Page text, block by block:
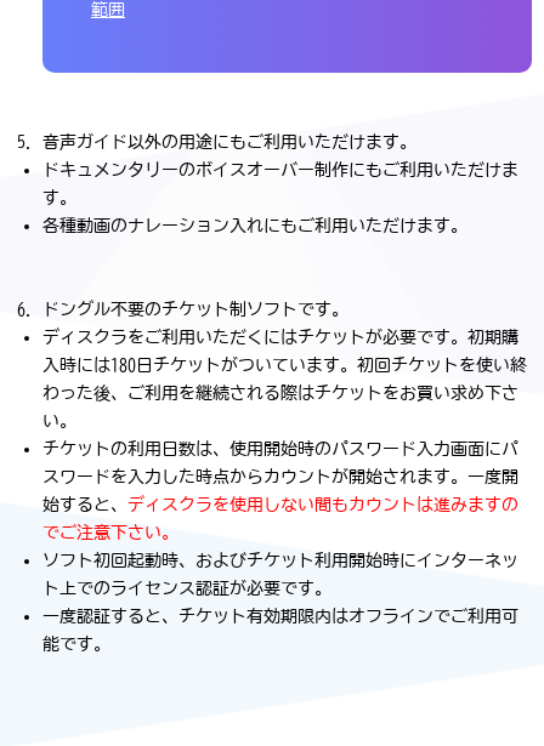
範囲
音声ガイド以外の用途にもご利用いただけます。
ドキュメンタリーのボイスオーバー制作にもご利用いただけま
す。
各種動画のナレーション入れにもご利用いただけます。
ドングル不要のチケット制ソフトです。
ディスクラをご利用いただくにはチケットが必要です。初期購
入時には180日チケットがついています。初回チケットを使い終
わった後、ご利用を継続される際はチケットをお買い求め下さ
い。
チケットの利用日数は、使用開始時のパスワード入力画面にパ
スワードを入力した時点からカウントが開始されます。一度開
始すると、 ディスクラを使用しない間もカウントは進みますの
でご注意下さい。
ソフト初回起動時、およびチケット利用開始時にインターネッ
ト上でのライセンス認証が必要です。
一度認証すると、チケット有効期限内はオフラインでご利用可
能です。